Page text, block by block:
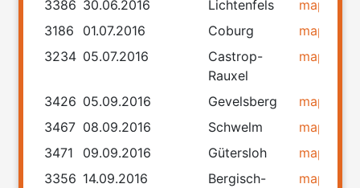
3386 30.06.2016 Lichtenfels map
3186
01.07.2016 Coburg map
3234 05.07.2016
Castrop-
Rauxel
map
3426 05.09.2016 Gevelsberg map
3467 08.09.2016 Schwelm map
3471
09.09.2016 Gütersloh map
3356 14.09.2016
Bergisch-
map